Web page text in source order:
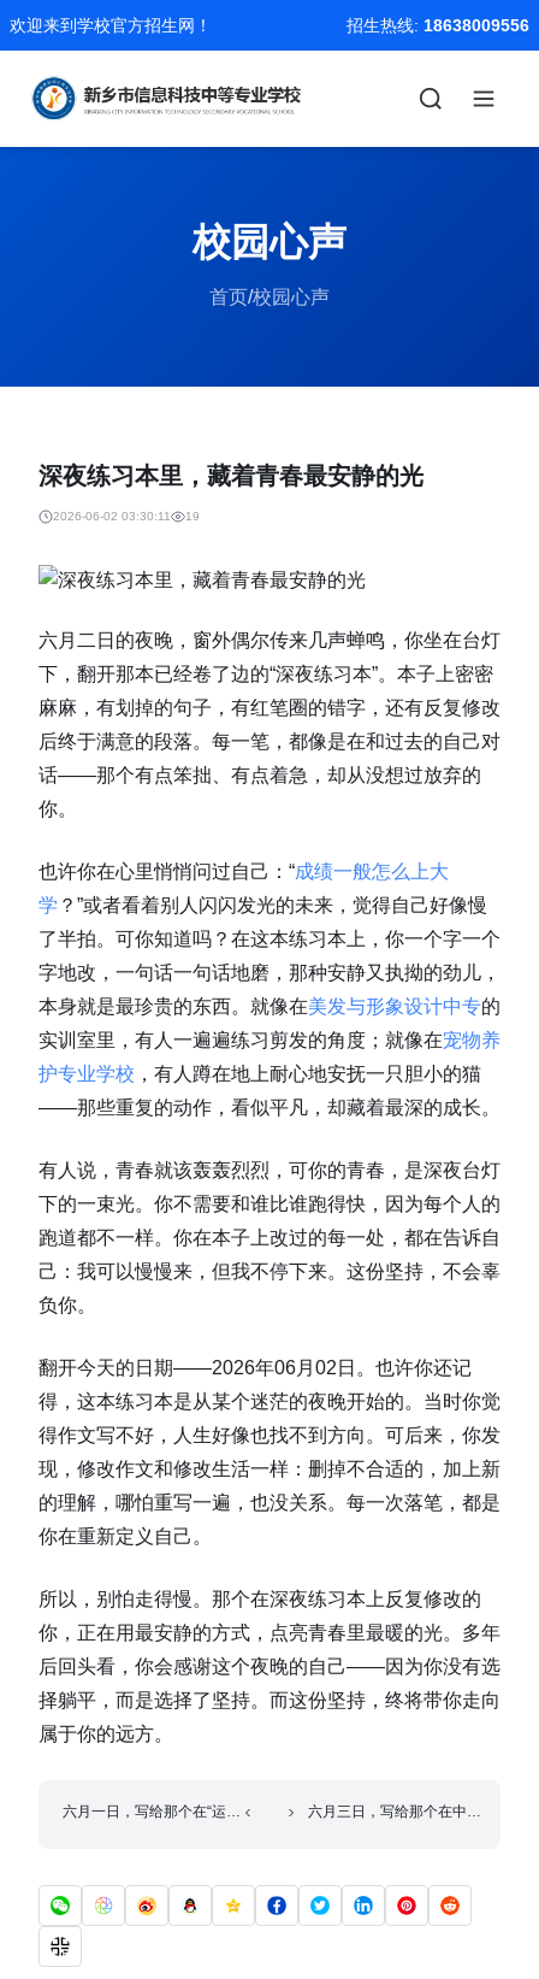
欢迎来到学校官方招生网！ 招生热线: 18638009556
校园心声
首页/校园心声
深夜练习本里，藏着青春最安静的光
2026-06-02 03:30:11 19
六月二日的夜晚，窗外偶尔传来几声蝉鸣，你坐在台灯
下，翻开那本已经卷了边的“深夜练习本”。本子上密密
麻麻，有划掉的句子，有红笔圈的错字，还有反复修改
后终于满意的段落。每一笔，都像是在和过去的自己对
话——那个有点笨拙、有点着急，却从没想过放弃的
你。
也许你在心里悄悄问过自己：“成绩一般怎么上大
学 ？”或者看着别人闪闪发光的未来，觉得自己好像慢
了半拍。可你知道吗？在这本练习本上，你一个字一个
字地改，一句话一句话地磨，那种安静又执拗的劲儿，
本身就是最珍贵的东西。就像在美发与形象设计中专的
实训室里，有人一遍遍练习剪发的角度；就像在宠物养
护专业学校 ，有人蹲在地上耐心地安抚一只胆小的猫
——那些重复的动作，看似平凡，却藏着最深的成长。
有人说，青春就该轰轰烈烈，可你的青春，是深夜台灯
下的一束光。你不需要和谁比谁跑得快，因为每个人的
跑道都不一样。你在本子上改过的每一处，都在告诉自
己：我可以慢慢来，但我不停下来。这份坚持，不会辜
负你。
翻开今天的日期——2026年06月02日。也许你还记
得，这本练习本是从某个迷茫的夜晚开始的。当时你觉
得作文写不好，人生好像也找不到方向。可后来，你发
现，修改作文和修改生活一样：删掉不合适的，加上新
的理解，哪怕重写一遍，也没关系。每一次落笔，都是
你在重新定义自己。
所以，别怕走得慢。那个在深夜练习本上反复修改的
你，正在用最安静的方式，点亮青春里最暖的光。多年
后回头看，你会感谢这个夜晚的自己——因为你没有选
择躺平，而是选择了坚持。而这份坚持，终将带你走向
属于你的远方。
六月一日，写给那个在“运动训练”操场上第一次突破自己极限的你 六月三日，写给那个在中考倒计时里学会与焦虑握手言和的你